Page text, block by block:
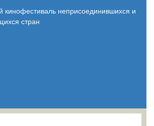
кинофестиваль неприсоединившихся и
стран